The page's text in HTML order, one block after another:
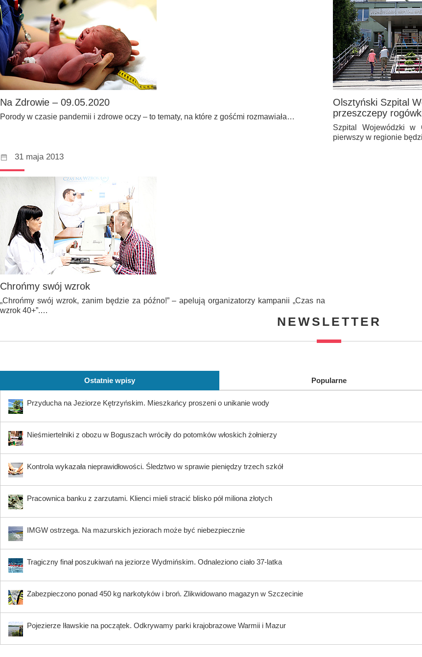
Na Zdrowie – 09.05.2020
Porody w czasie pandemii i zdrowe oczy – to tematy, na które z gośćmi rozmawiała…
Olsztyński Szpital
przeszczepy
Szpital Wojewódzki w
pierwszy w regionie
31 maja 2013
Chrońmy swój wzrok
„Chrońmy swój wzrok, zanim będzie za późno!” – apelują organizatorzy kampanii „Czas na
wzrok 40+”.…
NEWSLETTER
Ostatnie wpisy Popularne
Przyducha na Jeziorze Kętrzyńskim. Mieszkańcy proszeni o unikanie wody
Nieśmiertelniki z obozu w Boguszach wróciły do potomków włoskich żołnierzy
Kontrola wykazała nieprawidłowości. Śledztwo w sprawie pieniędzy trzech szkół
Pracownica banku z zarzutami. Klienci mieli stracić blisko pół miliona złotych
IMGW ostrzega. Na mazurskich jeziorach może być niebezpiecznie
Tragiczny finał poszukiwań na jeziorze Wydmińskim. Odnaleziono ciało 37-latka
Zabezpieczono ponad 450 kg narkotyków i broń. Zlikwidowano magazyn w Szczecinie
Pojezierze Iławskie na początek. Odkrywamy parki krajobrazowe Warmii i Mazur